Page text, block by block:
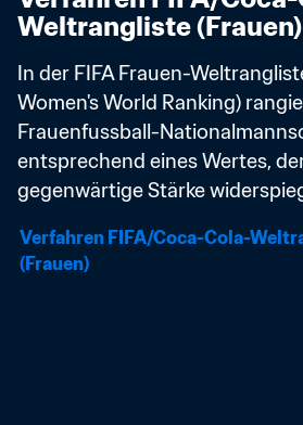
Weltrangliste (Frauen)
In der FIFA Frauen-
Women's World Ranking)
Frauenfussball-
entsprechend eines Wertes,
gegenwärtige Stärke
Verfahren FIFA/Coca-Cola-
(Frauen)